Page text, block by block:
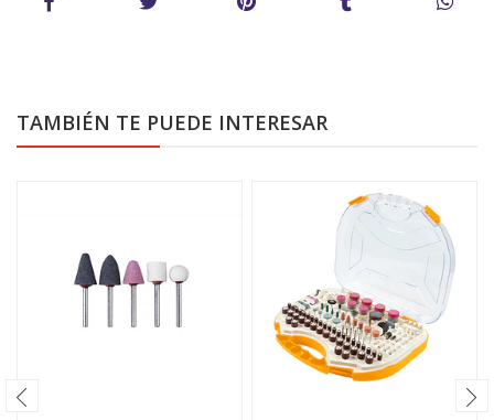
TAMBIÉN TE PUEDE INTERESAR